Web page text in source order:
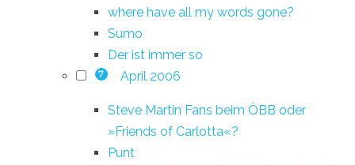
where have all my words gone?
Sumo
Der ist immer so
7 April 2006
Steve Martin Fans beim ÖBB oder
»Friends of Carlotta«?
Punt